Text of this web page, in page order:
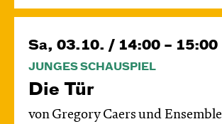
Sa, 03.10. / 14:00 – 15:00
JUNGES SCHAUSPIEL
Die Tür
von Gregory Caers und Ensemble